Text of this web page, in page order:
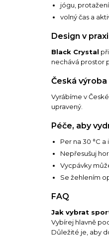
jógu,
volný čas a
Design v praxi
Black Crystal
nechává prostor
Česká
Vyrábíme v
upravený.
Péče, aby
Per na 30 °C
Nepřesušuj
Vycpávky
Se žehlením
FAQ
Jak vybrat
Vybírej hlavně
Důležité je, aby